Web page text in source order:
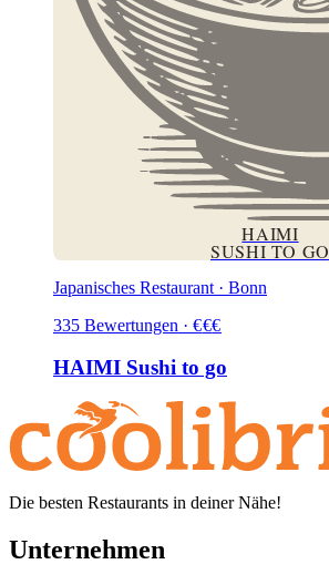
HAIMI
SUSHI TO GO
Japanisches Restaurant · Bonn
335 Bewertungen · €€€
HAIMI Sushi to go
Die besten Restaurants in deiner Nähe!
Unternehmen